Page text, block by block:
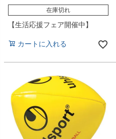
在庫切れ
【生活応援フェア開催中】
カートに入れる